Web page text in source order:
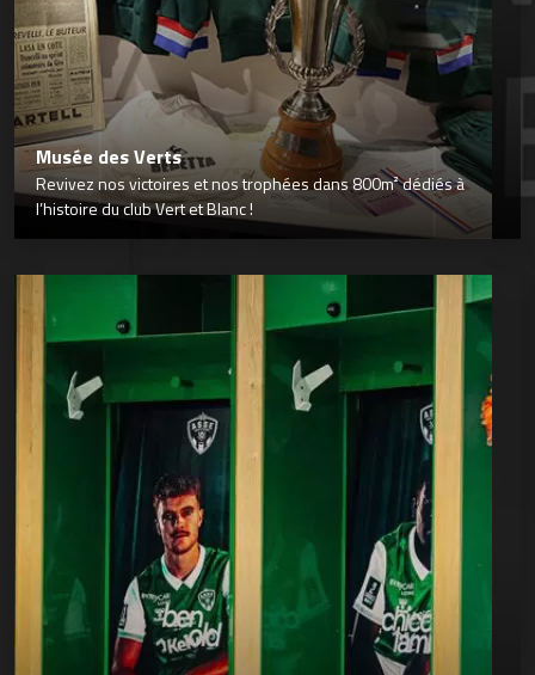
Musée des Verts
Revivez nos victoires et nos trophées dans 800m² dédiés à
l’histoire du club Vert et Blanc !